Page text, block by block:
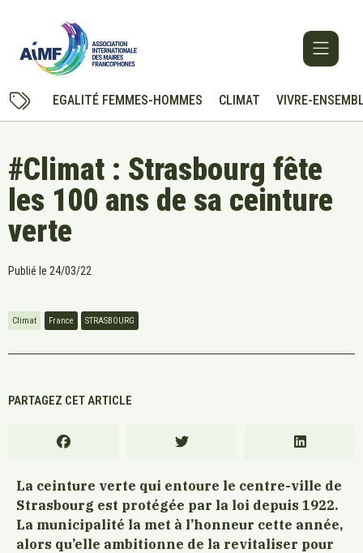
EGALITÉ FEMMES-HOMMES CLIMAT VIVRE-
#Climat : Strasbourg fête
les 100 ans de sa ceinture
verte
Publié le 24/03/22
Climat France STRASBOURG
PARTAGEZ CET ARTICLE
La ceinture verte qui entoure le centre-ville de
Strasbourg est protégée par la loi depuis 1922.
La municipalité la met à l’honneur cette année,
alors qu’elle ambitionne de la revitaliser pour